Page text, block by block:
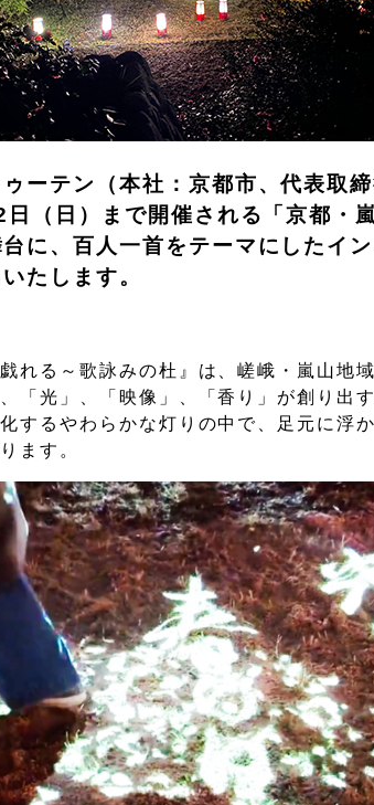
ーテン（本社：京都市、代表取
日（日）まで開催される「京都・
に、百人一首をテーマにしたイ
たします。
戯れる～歌詠みの杜』は、嵯峨・嵐山
「光」、「映像」、「香り」が創り出
するやわらかな灯りの中で、足元に浮
ます。